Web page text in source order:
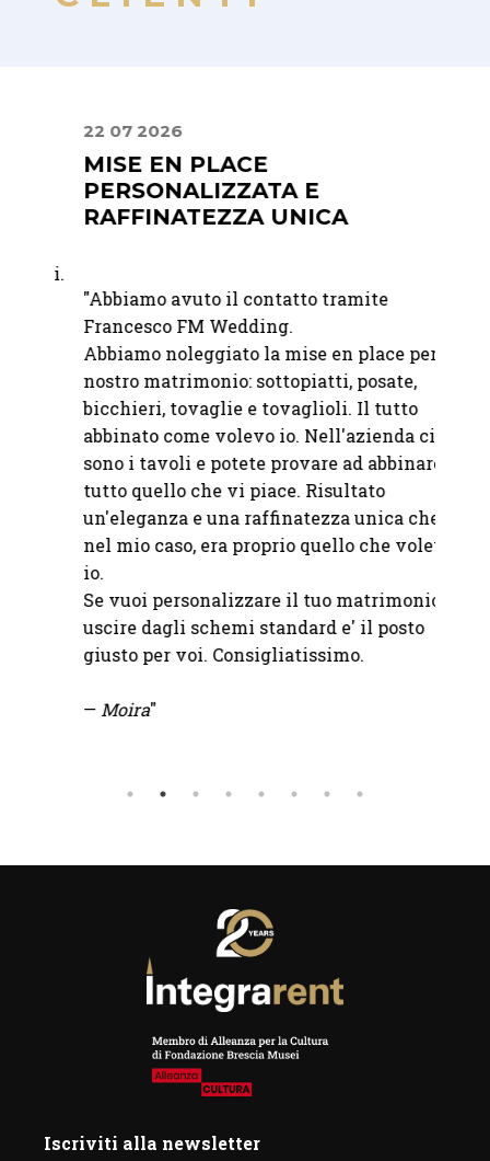
22 07 2026
MISE EN PLACE
PERSONALIZZATA E
RAFFINATEZZA UNICA
"Abbiamo avuto il contatto tramite
Francesco FM Wedding.
Abbiamo noleggiato la mise en place per il
nostro matrimonio: sottopiatti, posate,
bicchieri, tovaglie e tovaglioli. Il tutto
abbinato come volevo io. Nell'azienda ci
sono i tavoli e potete provare ad abbinare
tutto quello che vi piace. Risultato
un'eleganza e una raffinatezza unica che,
nel mio caso, era proprio quello che volevo
Se vuoi personalizzare il tuo matrimonio e
uscire dagli schemi standard e' il posto
giusto per voi. Consigliatissimo.
Moira"
Iscriviti alla newsletter